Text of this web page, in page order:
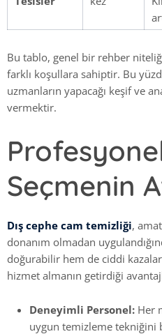
Bu tablo, genel bir rehber
farklı koşullara sahiptir. Bu
uzmanların yapacağı keşif ve
vermektir.
Seçmenin
Dış cephe cam temizliği,
donanım olmadan
doğurabilir hem de ciddi
hizmet almanın getirdiği
Deneyimli Personel: Her
uygun temizleme tekniğini